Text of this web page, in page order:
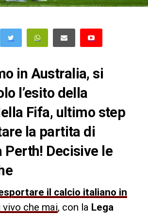
in Australia, si
l’esito della
Fifa, ultimo step
la partita di
Perth! Decisive le
il calcio italiano in
che mai, con la Lega